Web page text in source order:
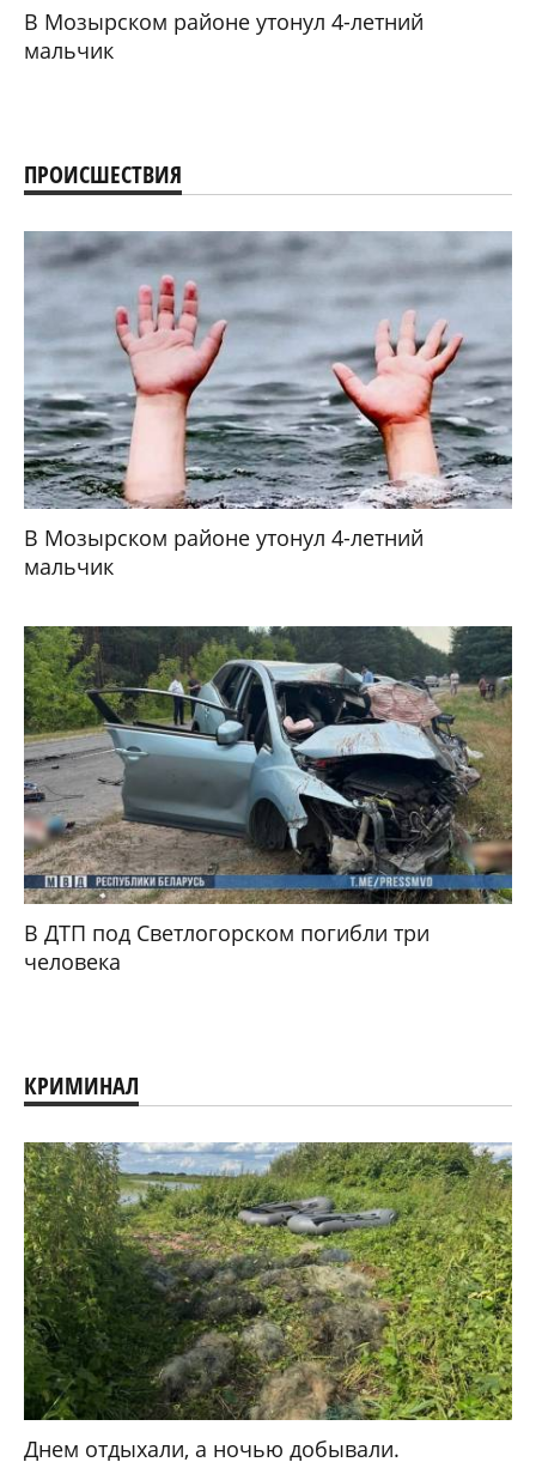
В Мозырском районе утонул 4-летний
мальчик
ПРОИСШЕСТВИЯ
В Мозырском районе утонул 4-летний
мальчик
В ДТП под Светлогорском погибли три
человека
КРИМИНАЛ
Днем отдыхали, а ночью добывали.